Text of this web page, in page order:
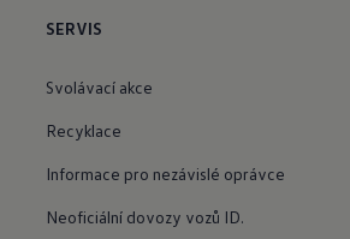
SERVIS
Svolávací akce
Recyklace
Informace pro nezávislé oprávce
Neoficiální dovozy vozů ID.